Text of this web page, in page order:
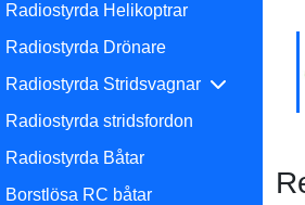
Radiostyrda Helikoptrar
Radiostyrda Drönare
Radiostyrda Stridsvagnar
Radiostyrda stridsfordon
Radiostyrda Båtar
Borstlösa RC båtar